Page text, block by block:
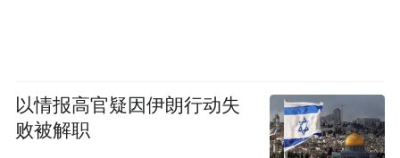
送、欠缴企业联络等关键工作，有效推动企
业规范缴存。
以情报高官疑因伊朗行动失
败被解职